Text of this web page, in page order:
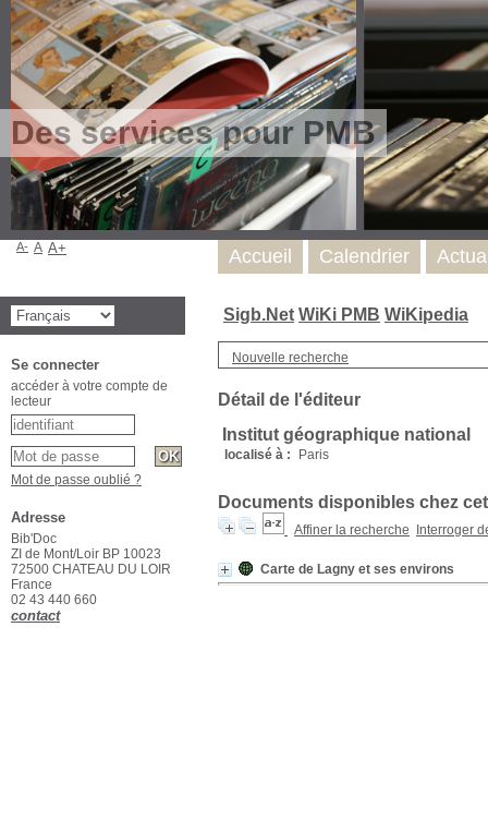
Des services pour PMB
Sigb.Net WiKi PMB WiKipedia
Nouvelle recherche
Détail de l'éditeur
Institut géographique national
localisé à : Paris
Documents disponibles chez
Affiner la recherche Interroger
Carte de Lagny et ses environs
Accueil Calendrier
A- A A+
Se connecter
accéder à votre compte de
lecteur
Mot de passe oublié ?
Adresse
Bib'Doc
ZI de Mont/Loir BP 10023
72500 CHATEAU DU LOIR
France
02 43 440 660
contact